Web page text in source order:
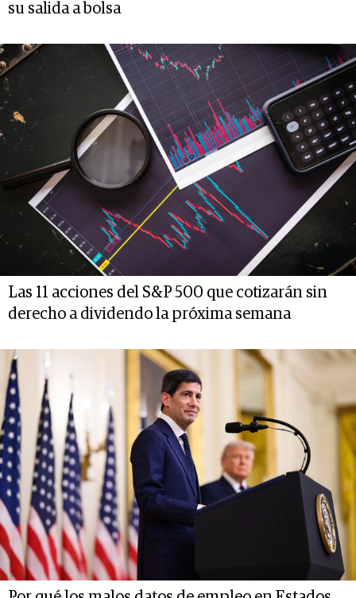
su salida a bolsa
Las 11 acciones del S&P 500 que cotizarán sin
derecho a dividendo la próxima semana